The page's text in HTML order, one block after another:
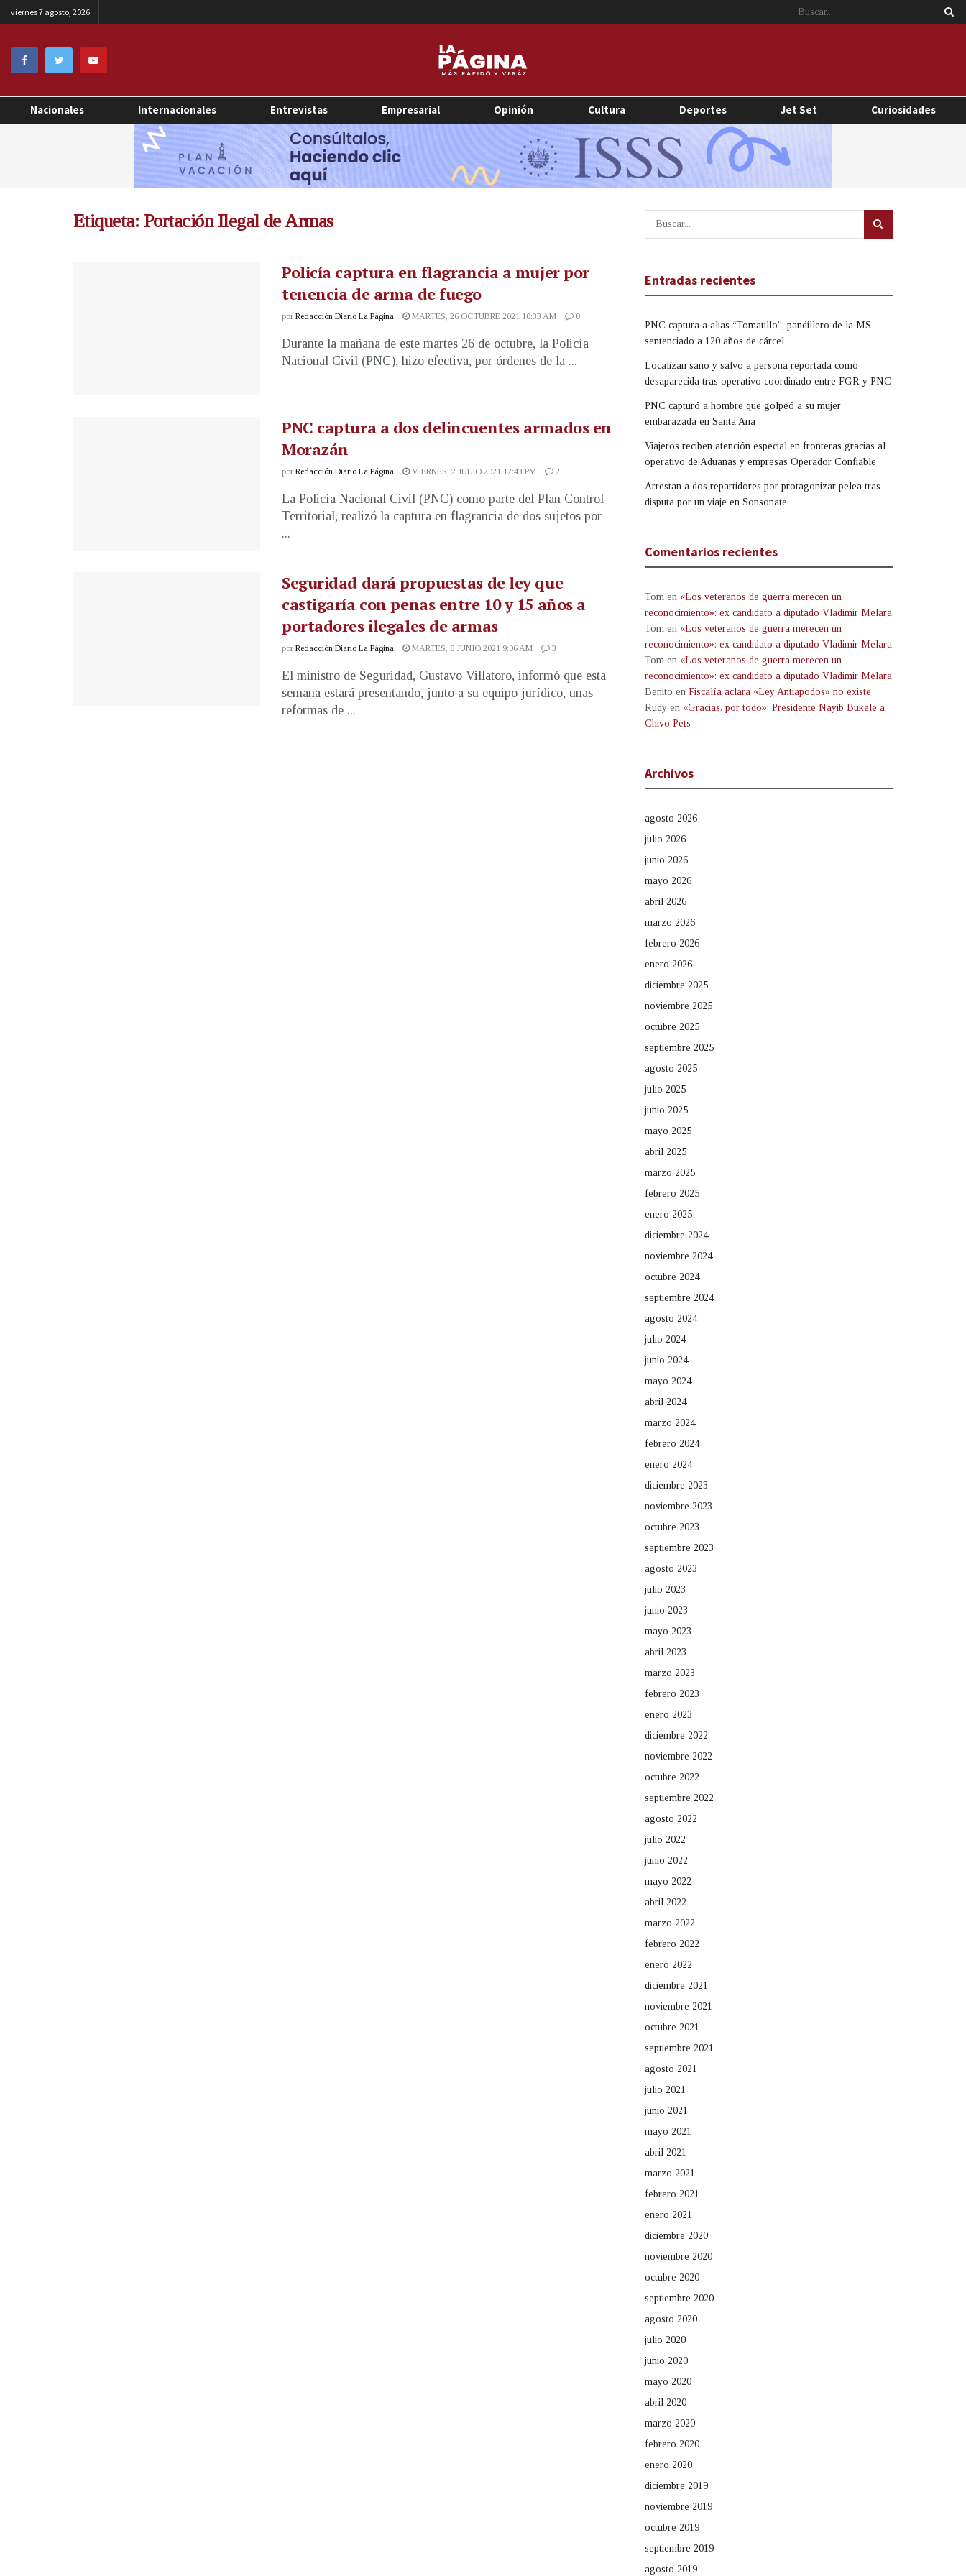
viernes 7 agosto, 2026
Nacionales Internacionales Entrevistas Empresarial Opinión Cultura Deportes Jet Set Curiosidades
Etiqueta: Portación Ilegal de Armas
Policía captura en flagrancia a mujer por
tenencia de arma de fuego
por Redacción Diario La Página MARTES, 26 OCTUBRE 2021 10:33 AM 0
Durante la mañana de este martes 26 de octubre, la Policía
Nacional Civil (PNC), hizo efectiva, por órdenes de la ...
PNC captura a dos delincuentes armados en
Morazán
por Redacción Diario La Página VIERNES, 2 JULIO 2021 12:43 PM 2
La Policía Nacional Civil (PNC) como parte del Plan Control
Territorial, realizó la captura en flagrancia de dos sujetos por
...
Seguridad dará propuestas de ley que
castigaría con penas entre 10 y 15 años a
portadores ilegales de armas
por Redacción Diario La Página MARTES, 8 JUNIO 2021 9:06 AM 3
El ministro de Seguridad, Gustavo Villatoro, informó que esta
semana estará presentando, junto a su equipo jurídico, unas
reformas de ...
Entradas recientes
PNC captura a alias “Tomatillo”, pandillero de la MS
sentenciado a 120 años de cárcel
Localizan sano y salvo a persona reportada como
desaparecida tras operativo coordinado entre FGR y PNC
PNC capturó a hombre que golpeó a su mujer
embarazada en Santa Ana
Viajeros reciben atención especial en fronteras gracias al
operativo de Aduanas y empresas Operador Confiable
Arrestan a dos repartidores por protagonizar pelea tras
disputa por un viaje en Sonsonate
Comentarios recientes
Tom en «Los veteranos de guerra merecen un
reconocimiento»: ex candidato a diputado Vladimir Melara
Tom en «Los veteranos de guerra merecen un
reconocimiento»: ex candidato a diputado Vladimir Melara
Tom en «Los veteranos de guerra merecen un
reconocimiento»: ex candidato a diputado Vladimir Melara
Benito en Fiscalía aclara «Ley Antiapodos» no existe
Rudy en «Gracias, por todo»: Presidente Nayib Bukele a
Chivo Pets
Archivos
agosto 2026
julio 2026
junio 2026
mayo 2026
abril 2026
marzo 2026
febrero 2026
enero 2026
diciembre 2025
noviembre 2025
octubre 2025
septiembre 2025
agosto 2025
julio 2025
junio 2025
mayo 2025
abril 2025
marzo 2025
febrero 2025
enero 2025
diciembre 2024
noviembre 2024
octubre 2024
septiembre 2024
agosto 2024
julio 2024
junio 2024
mayo 2024
abril 2024
marzo 2024
febrero 2024
enero 2024
diciembre 2023
noviembre 2023
octubre 2023
septiembre 2023
agosto 2023
julio 2023
junio 2023
mayo 2023
abril 2023
marzo 2023
febrero 2023
enero 2023
diciembre 2022
noviembre 2022
octubre 2022
septiembre 2022
agosto 2022
julio 2022
junio 2022
mayo 2022
abril 2022
marzo 2022
febrero 2022
enero 2022
diciembre 2021
noviembre 2021
octubre 2021
septiembre 2021
agosto 2021
julio 2021
junio 2021
mayo 2021
abril 2021
marzo 2021
febrero 2021
enero 2021
diciembre 2020
noviembre 2020
octubre 2020
septiembre 2020
agosto 2020
julio 2020
junio 2020
mayo 2020
abril 2020
marzo 2020
febrero 2020
enero 2020
diciembre 2019
noviembre 2019
octubre 2019
septiembre 2019
agosto 2019